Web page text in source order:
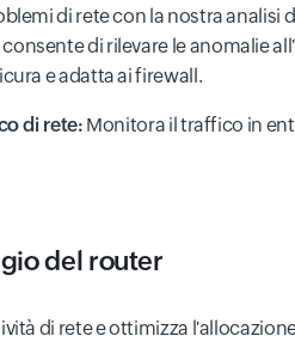
di rete con la nostra
di rilevare le anomalie
e adatta ai firewall.
di rete: Monitora il traffico in
del router
di rete e ottimizza